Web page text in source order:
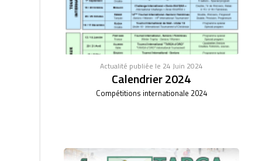
Actualité publiée le 24 Juin 2024
Calendrier 2024
Compétitions internationale 2024